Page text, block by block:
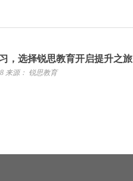
，选择锐思教育开启提升之旅
来源： 锐思教育